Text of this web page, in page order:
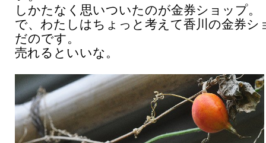
しかたなく思いついたのが金券ショップ。
で、わたしはちょっと考えて香川の金券シ
だのです。
売れるといいな。